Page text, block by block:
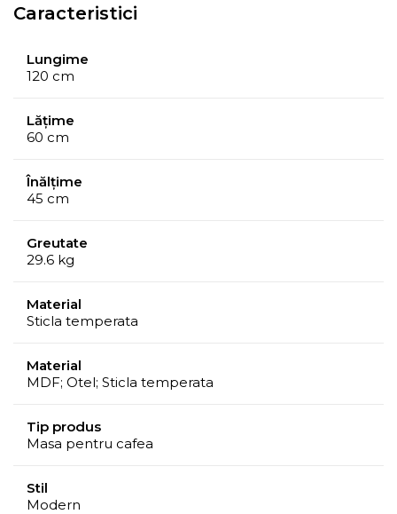
Caracteristici
Lungime
120 cm
Lățime
60 cm
Înălțime
45 cm
Greutate
29.6 kg
Material
Sticla temperata
Material
MDF; Otel; Sticla temperata
Tip produs
Masa pentru cafea
Stil
Modern